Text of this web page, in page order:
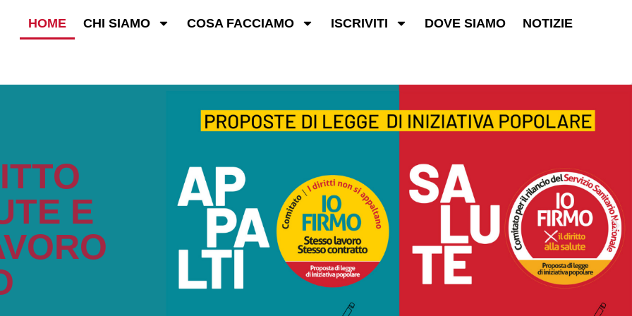
HOME CHI SIAMO COSA FACCIAMO ISCRIVITI DOVE SIAMO NOTIZIE
E